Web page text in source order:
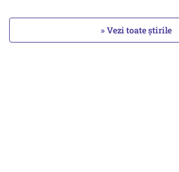
» Vezi toate știrile